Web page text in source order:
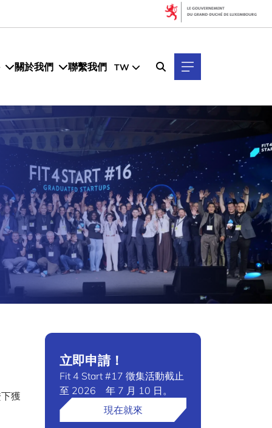
關於我們 聯繫我們 TW
獲
立即申請！
Fit 4 Start #17 徵集活動截止
至 2026 年 7 月 10 日。
現在就來